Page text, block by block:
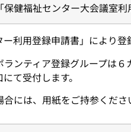
健福祉センター大会議室利
利用登録申請書」により登
ンティア登録グループは
て受付します。
には、用紙をご持参くださ